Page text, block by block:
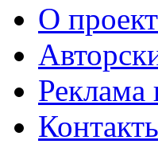
О
Реклама